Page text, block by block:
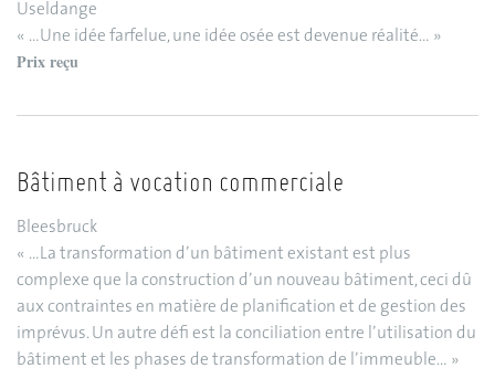
Useldange
« …Une idée farfelue, une idée osée est devenue réalité… »
Prix reçu
Bâtiment à vocation commerciale
Bleesbruck
« …La transformation d’un bâtiment existant est plus
complexe que la construction d’un nouveau bâtiment, ceci dû
aux contraintes en matière de planification et de gestion des
imprévus. Un autre défi est la conciliation entre l’utilisation du
bâtiment et les phases de transformation de l’immeuble… »